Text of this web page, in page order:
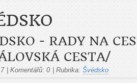
- RADY NA
CESTA/
Komentářů: 0 Rubrika: Švédsko